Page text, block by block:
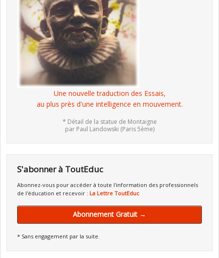
Une nouvelle traduction des Essais,
au plus près d'une intelligence en mouvement.
* Détail de la statue de Montaigne
par Paul Landowski (Paris 5ème)
S'abonner à ToutEduc
Abonnez-vous pour accéder à toute l'information des professionnels
de l'éducation et recevoir : La Lettre ToutEduc
Abonnement Gratuit →
* Sans engagement par la suite.